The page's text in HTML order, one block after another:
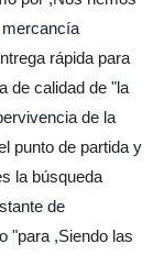
rápida para
de calidad de "la
de la
punto de partida y
la búsqueda
de
"para ,Siendo las